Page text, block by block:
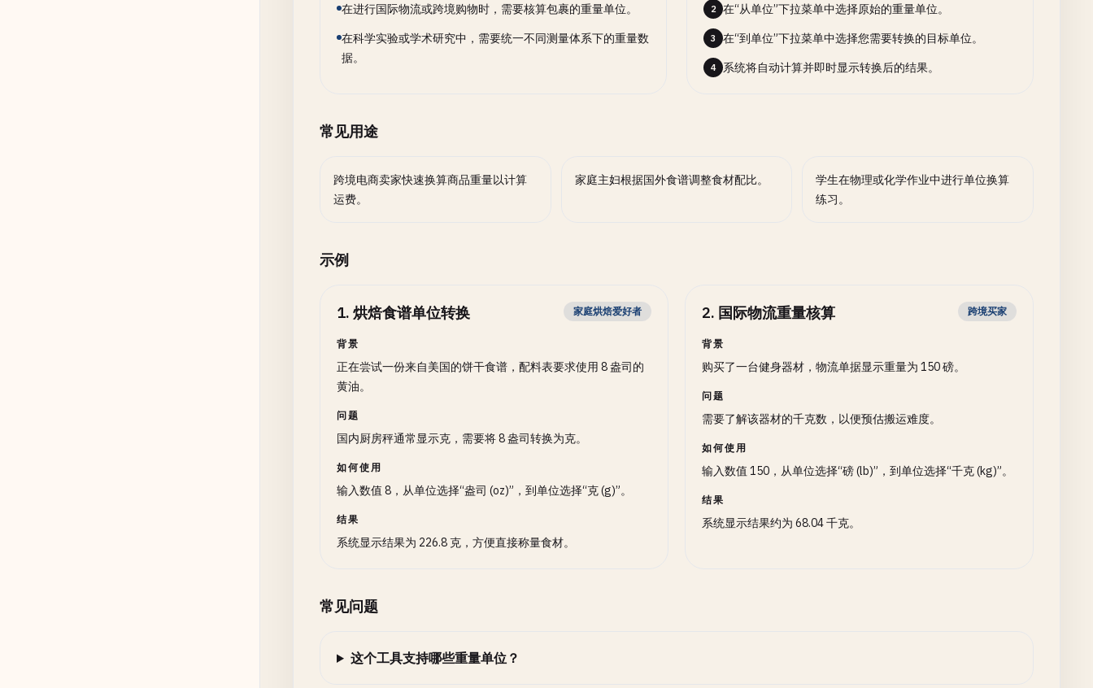
在进行国际物流或跨境购物时，需要核算包裹的重量单位。
在科学实验或学术研究中，需要统一不同测量体系下的重量数
据。
2 在“从单位”下拉菜单中选择原始的重量单位。
3 在“到单位”下拉菜单中选择您需要转换的目标单位。
4 系统将自动计算并即时显示转换后的结果。
常见用途
跨境电商卖家快速换算商品重量以计算
运费。
家庭主妇根据国外食谱调整食材配比。
学生在物理或化学作业中进行单位换算
练习。
示例
1. 烘焙食谱单位转换 家庭烘焙爱好者
背景
正在尝试一份来自美国的饼干食谱，配料表要求使用 8 盎司的
黄油。
问题
国内厨房秤通常显示克，需要将 8 盎司转换为克。
如何使用
输入数值 8，从单位选择“盎司 (oz)”，到单位选择“克 (g)”。
结果
系统显示结果为 226.8 克，方便直接称量食材。
2. 国际物流重量核算 跨境买家
背景
购买了一台健身器材，物流单据显示重量为 150 磅。
问题
需要了解该器材的千克数，以便预估搬运难度。
如何使用
输入数值 150，从单位选择“磅 (lb)”，到单位选择“千克 (kg)”。
结果
系统显示结果约为 68.04 千克。
常见问题
这个工具支持哪些重量单位？